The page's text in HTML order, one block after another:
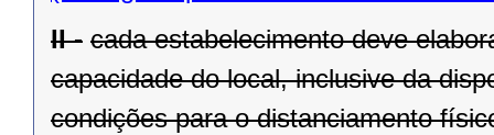
II - cada estabelecimento deve
capacidade do local, inclusive da
condições para o distanciamento